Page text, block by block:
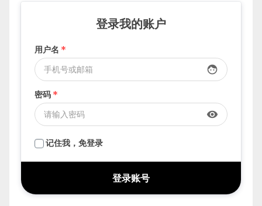
登录我的账户
用户名 *
face
密码 *
visibility
记住我，免登录